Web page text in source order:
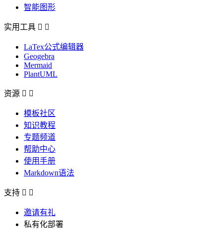
智能图形
实用工具  
LaTex公式编辑器
Geogebra
Mermaid
PlantUML
资源  
模板社区
知识教程
专题频道
帮助中心
使用手册
Markdown语法
支持  
邀请有礼
私有化部署